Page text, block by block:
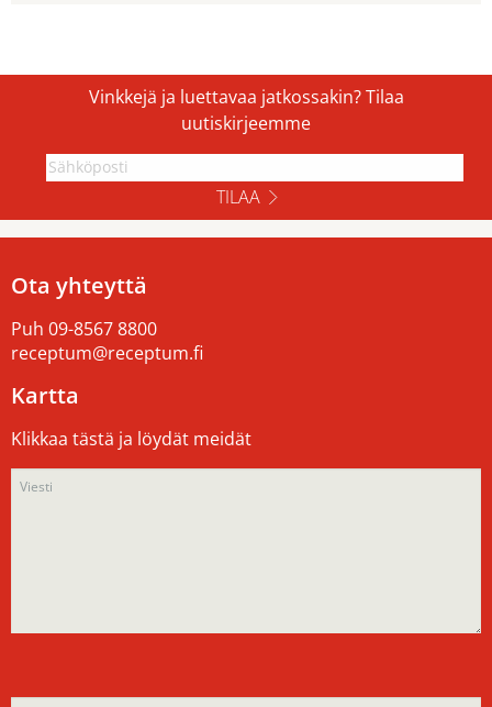
Vinkkejä ja luettavaa jatkossakin? Tilaa
uutiskirjeemme
TILAA
Ota yhteyttä
Puh 09-8567 8800
receptum@receptum.fi
Kartta
Klikkaa tästä ja löydät meidät
leave